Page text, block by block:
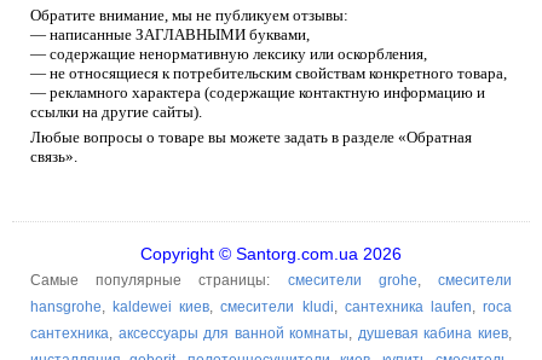
Обратите внимание, мы не публикуем отзывы:
— написанные ЗАГЛАВНЫМИ буквами,
— содержащие ненормативную лексику или оскорбления,
— не относящиеся к потребительским свойствам конкретного товара,
— рекламного характера (содержащие контактную информацию и
ссылки на другие сайты).
Любые вопросы о товаре вы можете задать в разделе «Обратная
связь».
Copyright © Santorg.com.ua 2026
Самые популярные страницы: смесители grohe,смесители
hansgrohe, kaldewei киев,смесители kludi, сантехника laufen,roca
сантехника, аксессуары для ванной комнаты, душевая кабина киев,